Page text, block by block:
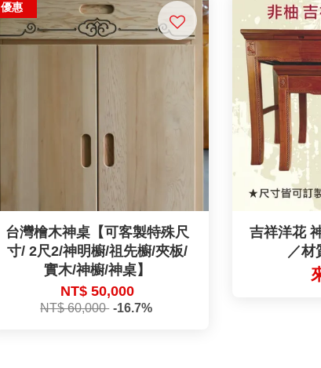
優惠
台灣檜木神桌【可客製特殊尺
寸/ 2尺2/神明櫥/祖先櫥/夾板/
實木/神櫥/神桌】
NT$ 50,000
NT$ 60,000 -16.7%
吉祥洋花
／材